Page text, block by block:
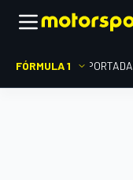
FÓRMULA 1 PORTADA